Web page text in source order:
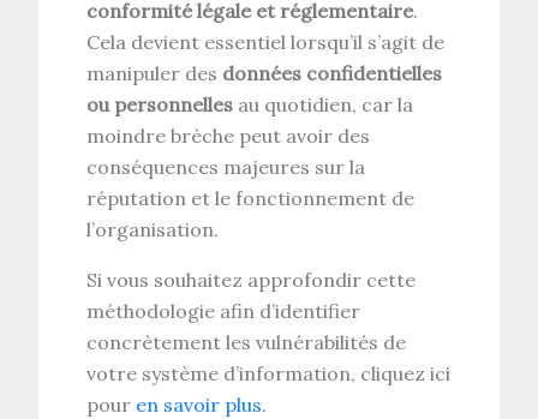
conformité légale et réglementaire.
Cela devient essentiel lorsqu’il s’agit de
manipuler des données confidentielles
ou personnelles au quotidien, car la
moindre brèche peut avoir des
conséquences majeures sur la
réputation et le fonctionnement de
l’organisation.
Si vous souhaitez approfondir cette
méthodologie afin d’identifier
concrètement les vulnérabilités de
votre système d’information, cliquez ici
pour en savoir plus.